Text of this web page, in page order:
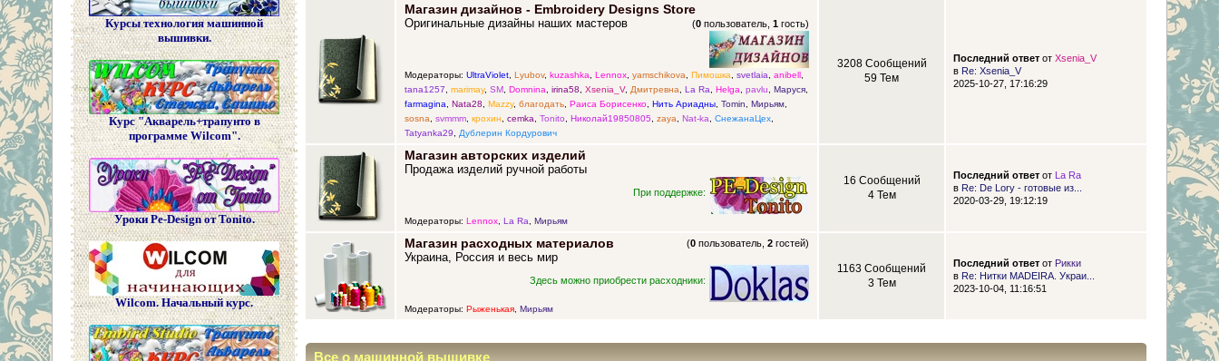
Курсы технология машинной
вышивки.
Курс "Акварель+трапунто в
программе Wilcom".
Уроки Pe-Design от Tonito.
Wilcom. Начальный курс.
Магазин дизайнов - Embroidery Designs Store
(0 пользователь,1 гость)
Оригинальные дизайны наших мастеров
Модераторы: UltraViolet, Lyubov, kuzashka, Lennox, yamschikova, Пимошка, svetlaia, anibell,
tana1257, marimay, SM, Domnina, irina58, Xsenia_V, Дмитревна, La Ra, Helga, pavlu, Маруся,
farmagina, Nata28, Mazzy, благодать, Раиса Борисенко, Нить Ариадны, Tomin, Мирьям,
sosna, svmmm, крохин, cemka, Tonito, Николай19850805, zaya, Nat-ka, СнежанаЦех,
Tatyanka29, Дублерин Кордурович
3208 Сообщений
59 Тем
Последний ответот Xsenia_V
в Re: Xsenia_V
2025-10-27, 17:16:29
Магазин авторских изделий
Продажа изделий ручной работы
При поддержке:
Модераторы: Lennox, La Ra, Мирьям
16 Сообщений
4 Тем
Последний ответот
La Ra
в Re: De Lory - готовые из...
2020-03-29, 19:12:19
Магазин расходных материалов (0 пользователь,2 гостей)
Украина, Россия и весь мир
Здесь можно приобрести расходники:
Модераторы: Рыженькая, Мирьям
1163 Сообщений
3 Тем
Последний ответот Рикки
в Re: Нитки MADEIRA. Украи...
2023-10-04, 11:16:51
Все о машинной вышивке